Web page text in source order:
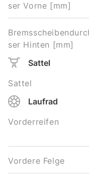
ser Vorne [mm]
ser Hinten [mm]
Sattel
Sattel
Laufrad
Vorderreifen
Vordere Felge